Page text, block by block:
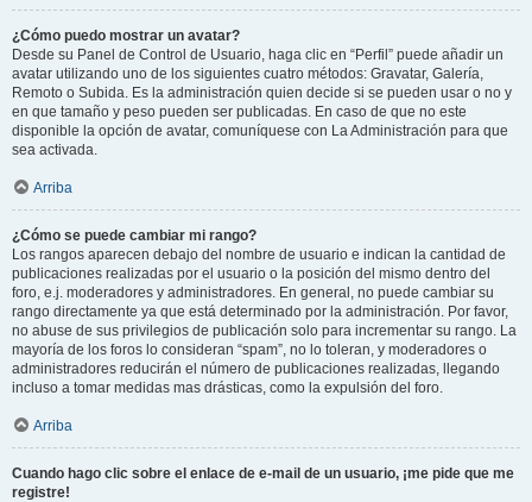
¿Cómo puedo mostrar un avatar?
Desde su Panel de Control de Usuario, haga clic en “Perfil” puede añadir un
avatar utilizando uno de los siguientes cuatro métodos: Gravatar, Galería,
Remoto o Subida. Es la administración quien decide si se pueden usar o no y
en que tamaño y peso pueden ser publicadas. En caso de que no este
disponible la opción de avatar, comuníquese con La Administración para que
sea activada.
Arriba
¿Cómo se puede cambiar mi rango?
Los rangos aparecen debajo del nombre de usuario e indican la cantidad de
publicaciones realizadas por el usuario o la posición del mismo dentro del
foro, e.j. moderadores y administradores. En general, no puede cambiar su
rango directamente ya que está determinado por la administración. Por favor,
no abuse de sus privilegios de publicación solo para incrementar su rango. La
mayoría de los foros lo consideran “spam”, no lo toleran, y moderadores o
administradores reducirán el número de publicaciones realizadas, llegando
incluso a tomar medidas mas drásticas, como la expulsión del foro.
Arriba
Cuando hago clic sobre el enlace de e-mail de un usuario, ¡me pide que me
registre!